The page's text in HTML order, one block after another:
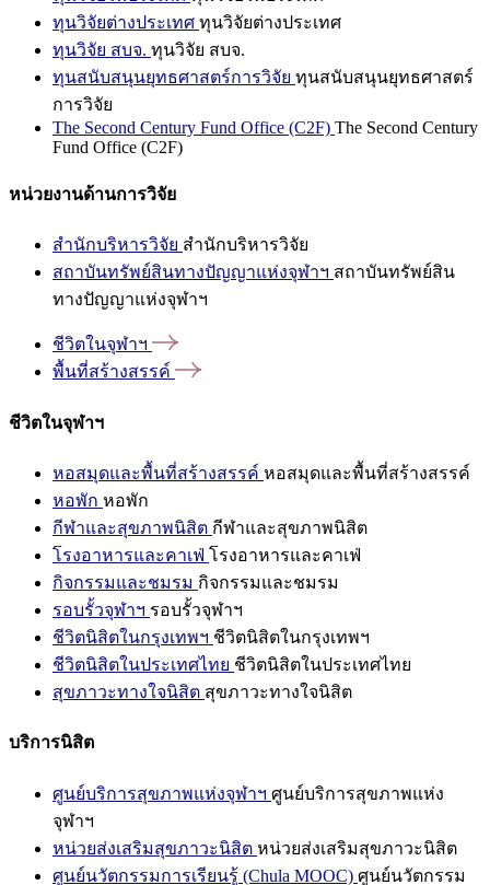
ทุนวิจัยต่างประเทศ ทุนวิจัยต่างประเทศ
ทุนวิจัย สบจ. ทุนวิจัย สบจ.
ทุนสนับสนุนยุทธศาสตร์การวิจัย ทุนสนับสนุนยุทธศาสตร์
การวิจัย
The Second Century Fund Office (C2F) The Second Century
Fund Office (C2F)
หน่วยงานด้านการวิจัย
สำนักบริหารวิจัย สำนักบริหารวิจัย
สถาบันทรัพย์สินทางปัญญาแห่งจุฬาฯ สถาบันทรัพย์สิน
ทางปัญญาแห่งจุฬาฯ
ชีวิตในจุฬาฯ
พื้นที่สร้างสรรค์
ชีวิตในจุฬาฯ
หอสมุดและพื้นที่สร้างสรรค์ หอสมุดและพื้นที่สร้างสรรค์
หอพัก หอพัก
กีฬาและสุขภาพนิสิต กีฬาและสุขภาพนิสิต
โรงอาหารและคาเฟ่ โรงอาหารและคาเฟ่
กิจกรรมและชมรม กิจกรรมและชมรม
รอบรั้วจุฬาฯ รอบรั้วจุฬาฯ
ชีวิตนิสิตในกรุงเทพฯ ชีวิตนิสิตในกรุงเทพฯ
ชีวิตนิสิตในประเทศไทย ชีวิตนิสิตในประเทศไทย
สุขภาวะทางใจนิสิต สุขภาวะทางใจนิสิต
บริการนิสิต
ศูนย์บริการสุขภาพแห่งจุฬาฯ ศูนย์บริการสุขภาพแห่ง
จุฬาฯ
หน่วยส่งเสริมสุขภาวะนิสิต หน่วยส่งเสริมสุขภาวะนิสิต
ศูนย์นวัตกรรมการเรียนรู้ (Chula MOOC) ศูนย์นวัตกรรม